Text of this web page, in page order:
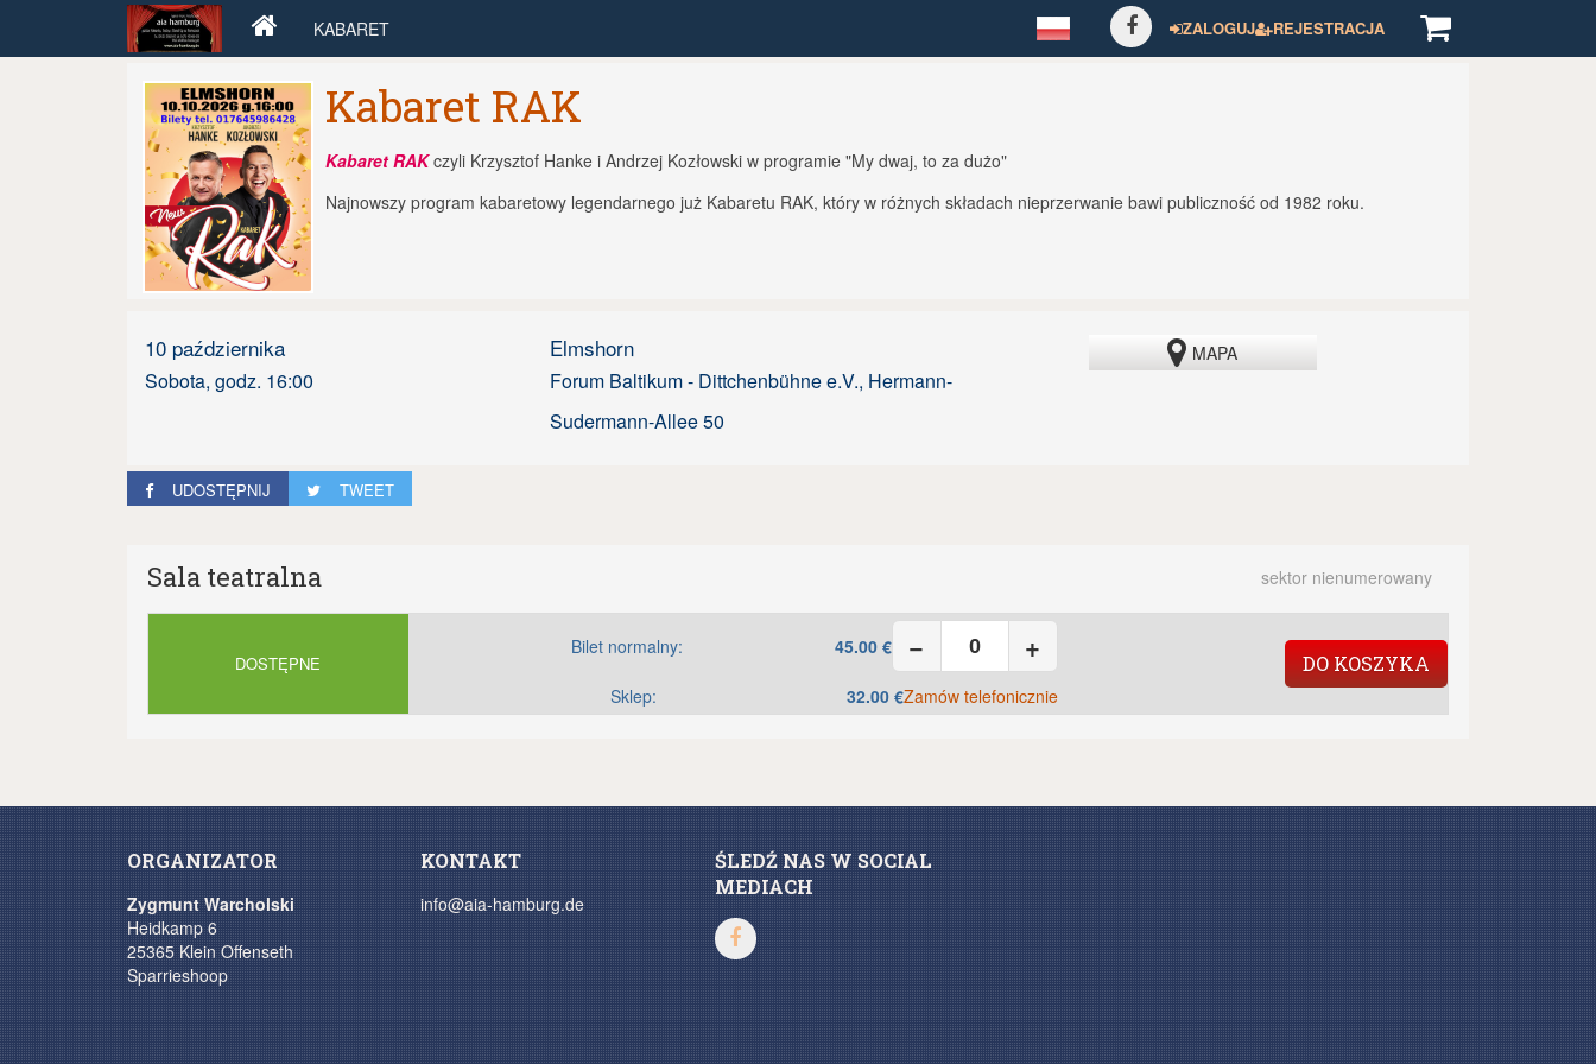
KABARET ZALOGUJ REJESTRACJA
Kabaret RAK
Kabaret RAKczyli Krzysztof Hanke i Andrzej Kozłowski w programie "My dwaj, to za dużo"
Najnowszy program kabaretowy legendarnego już Kabaretu RAK, który w różnych składach nieprzerwanie bawi publiczność od 1982 roku.
10 października
Sobota, godz. 16:00
Elmshorn
Forum Baltikum - Dittchenbühne e.V., Hermann-
Sudermann-Allee 50
MAPA
UDOSTĘPNIJ TWEET
Sala teatralna sektor nienumerowany
DOSTĘPNE
Bilet normalny: 45.00 € − +
Sklep: 32.00 €Zamów telefonicznie
DO KOSZYKA
ORGANIZATOR
Zygmunt Warcholski
Heidkamp 6
25365 Klein Offenseth
Sparrieshoop
KONTAKT
info@aia-hamburg.de
ŚLEDŹ NAS W SOCIAL
MEDIACH